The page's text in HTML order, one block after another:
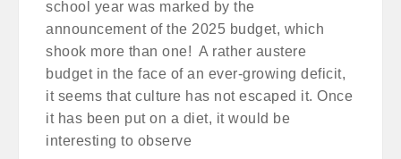
school year was marked by the
announcement of the 2025 budget, which
shook more than one! A rather austere
budget in the face of an ever-growing deficit,
it seems that culture has not escaped it. Once
it has been put on a diet, it would be
interesting to observe